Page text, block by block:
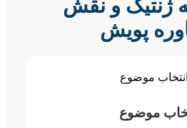
ژنتیک و نقش
پویش
موضوع